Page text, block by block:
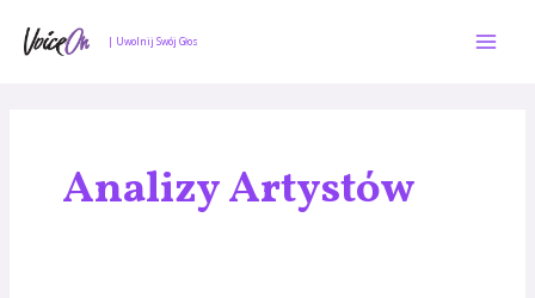
| Uwolnij Swój Głos
Analizy Artystów